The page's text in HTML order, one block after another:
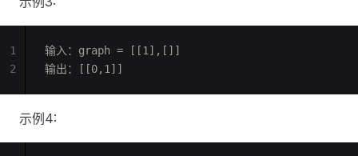
输入：graph = [[1],[]]
输出：[[0,1]]
1
2
示例4: